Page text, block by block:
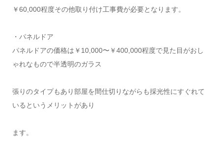
￥60,000程度その他取り付け工事費が必要となります。
・パネルドア
パネルドアの価格は￥10,000〜￥400,000程度で見た目がおし
ゃれなもので半透明のガラス
張りのタイプもあり部屋を間仕切りながらも採光性にすぐれて
いるというメリットがあり
ます。